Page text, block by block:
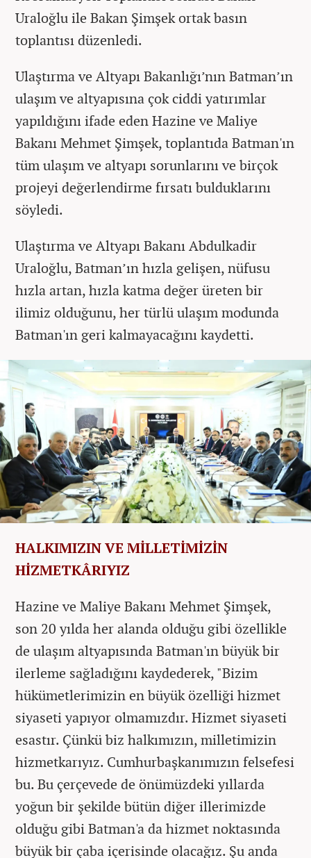
Uraloğlu ile Bakan Şimşek ortak basın
toplantısı düzenledi.
Ulaştırma ve Altyapı Bakanlığı’nın Batman’ın
ulaşım ve altyapısına çok ciddi yatırımlar
yapıldığını ifade eden Hazine ve Maliye
Bakanı Mehmet Şimşek, toplantıda Batman'ın
tüm ulaşım ve altyapı sorunlarını ve birçok
projeyi değerlendirme fırsatı bulduklarını
söyledi.
Ulaştırma ve Altyapı Bakanı Abdulkadir
Uraloğlu, Batman’ın hızla gelişen, nüfusu
hızla artan, hızla katma değer üreten bir
ilimiz olduğunu, her türlü ulaşım modunda
Batman'ın geri kalmayacağını kaydetti.
HALKIMIZIN VE MİLLETİMİZİN
HİZMETKÂRIYIZ
Hazine ve Maliye Bakanı Mehmet Şimşek,
son 20 yılda her alanda olduğu gibi özellikle
de ulaşım altyapısında Batman'ın büyük bir
ilerleme sağladığını kaydederek, "Bizim
hükümetlerimizin en büyük özelliği hizmet
siyaseti yapıyor olmamızdır. Hizmet siyaseti
esastır. Çünkü biz halkımızın, milletimizin
hizmetkarıyız. Cumhurbaşkanımızın felsefesi
bu. Bu çerçevede de önümüzdeki yıllarda
yoğun bir şekilde bütün diğer illerimizde
olduğu gibi Batman'a da hizmet noktasında
büyük bir çaba içerisinde olacağız. Şu anda